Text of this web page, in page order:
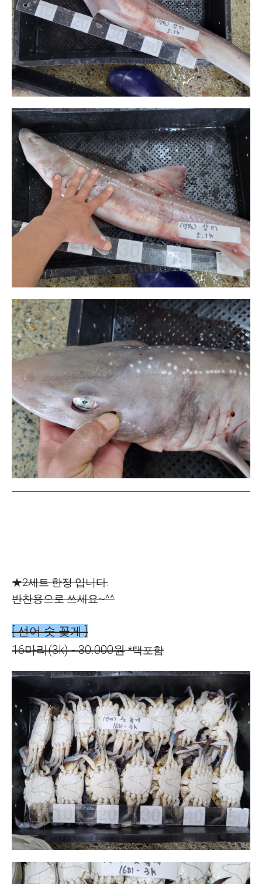
★2세트 한정 입니다.
반찬용으로 쓰세요~^^
[ 선어 숫 꽃게 ]
16마리(3k) - 30.000원*택포함